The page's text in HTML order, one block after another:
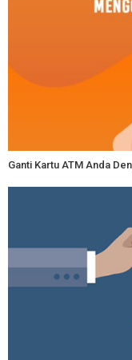
Ganti Kartu ATM Anda